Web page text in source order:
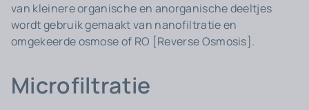
van kleinere organische en anorganische deeltjes
wordt gebruik gemaakt van nanofiltratie en
omgekeerde osmose of RO [Reverse Osmosis].
Microfiltratie